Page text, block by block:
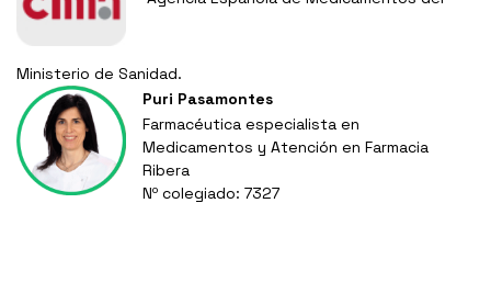
Ministerio de Sanidad.
Puri Pasamontes
Farmacéutica especialista en
Medicamentos y Atención en Farmacia
Ribera
Nº colegiado: 7327